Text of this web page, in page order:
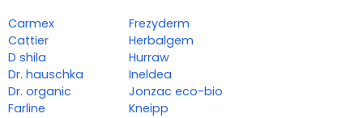
Carmex
Cattier
D shila
Dr. hauschka
Dr. organic
Farline
Frezyderm
Herbalgem
Hurraw
Ineldea
Jonzac eco-bio
Kneipp